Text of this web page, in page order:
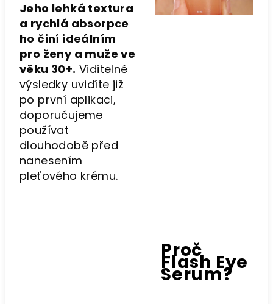
Jeho lehká textura
a rychlá absorpce
ho činí ideálním
pro ženy a muže ve
věku 30+. Viditelné
výsledky uvidíte již
po první aplikaci,
doporučujeme
používat
dlouhodobě před
nanesením
pleťového krému.
Proč
Flash Eye
Serum?